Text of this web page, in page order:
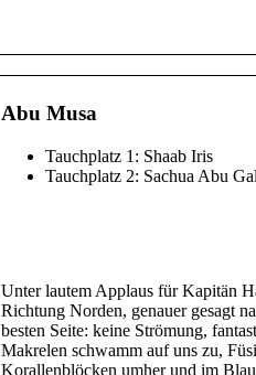
Abu Musa
Tauchplatz 1: Shaab Iris
Tauchplatz 2: Sachua Abu
Unter lautem Applaus für Kapitän
Richtung Norden, genauer gesagt
besten Seite: keine Strömung,
Makrelen schwamm auf uns zu,
Korallenblöcken umher und im